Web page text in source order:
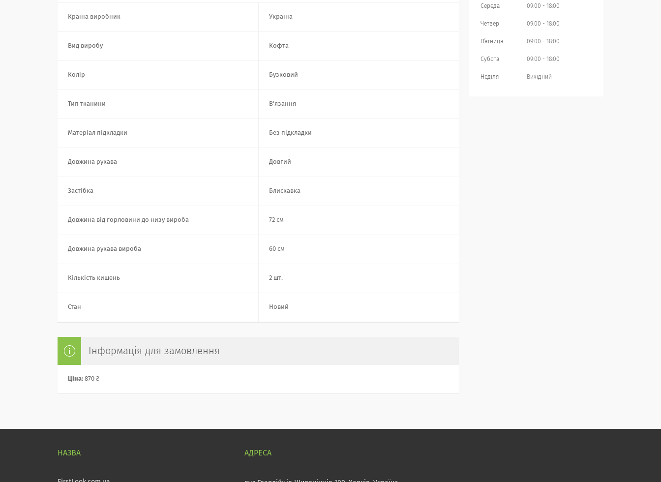
Країна виробник Україна
Вид виробу Кофта
Колір Бузковий
Тип тканини В'язання
Матеріал підкладки Без підкладки
Довжина рукава Довгий
Застібка Блискавка
Довжина від горловини до низу вироба 72 см
Довжина рукава вироба 60 см
Кількість кишень 2 шт.
Стан Новий
Інформація для замовлення
Ціна: 870 ₴
Середа 09:00 18:00
Четвер 09:00 18:00
Пʼятниця 09:00 18:00
Субота 09:00 18:00
Неділя Вихідний